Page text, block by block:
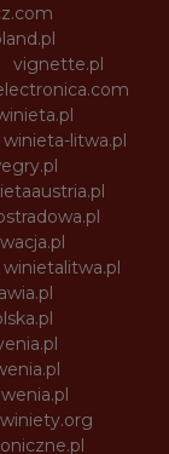
vignette.pl
winieta-litwa.pl
winietalitwa.pl
winiety.org